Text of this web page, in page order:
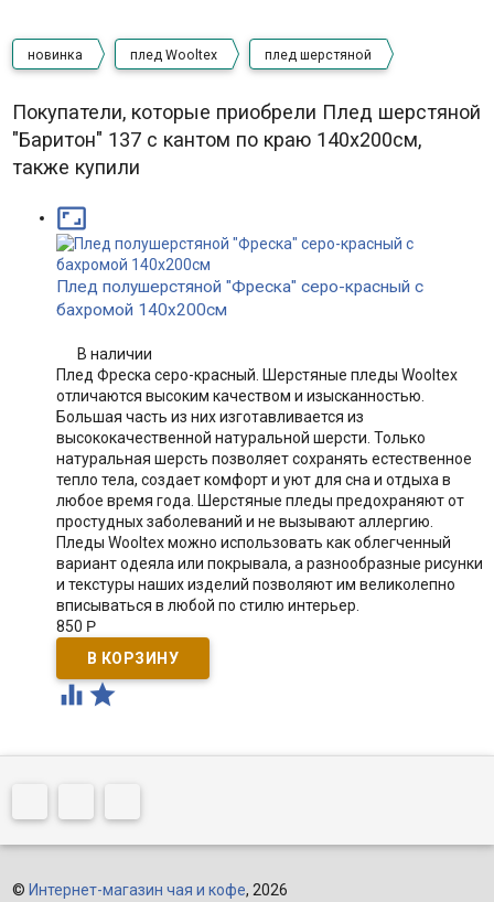
новинка плед Wooltex плед шерстяной
Покупатели, которые приобрели Плед шерстяной
"Баритон" 137 с кантом по краю 140х200см,
также купили

Плед полушерстяной "Фреска" серо-красный с
бахромой 140х200см
В наличии
Плед Фреска серо-красный. Шерстяные пледы Wooltex
отличаются высоким качеством и изысканностью.
Большая часть из них изготавливается из
высококачественной натуральной шерсти. Только
натуральная шерсть позволяет сохранять естественное
тепло тела, создает комфорт и уют для сна и отдыха в
любое время года. Шерстяные пледы предохраняют от
простудных заболеваний и не вызывают аллергию.
Пледы Wooltex можно использовать как облегченный
вариант одеяла или покрывала, а разнообразные рисунки
и текстуры наших изделий позволяют им великолепно
вписываться в любой по стилю интерьер.
850 Р
 
© Интернет-магазин чая и кофе, 2026